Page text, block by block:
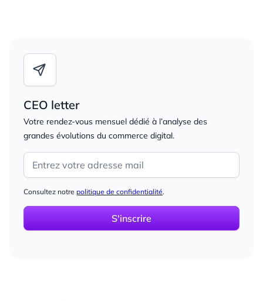
CEO letter
Votre rendez-vous mensuel dédié à l’analyse des
grandes évolutions du commerce digital.
Consultez notre politique de confidentialité.